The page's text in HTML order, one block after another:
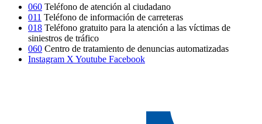
060 Teléfono de atención al ciudadano
011 Teléfono de información de carreteras
018 Teléfono gratuito para la atención a las víctimas de
siniestros de tráfico
060 Centro de tratamiento de denuncias automatizadas
Instagram X Youtube Facebook